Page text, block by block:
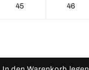
45 46